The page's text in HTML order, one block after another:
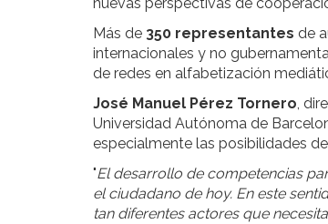
Más de 350 representantes de
internacionales y no
de redes en alfabetización
José Manuel Pérez Tornero,
Universidad Autónoma de
especialmente las posibilidades
"El desarrollo de competencias
el ciudadano de hoy. En este
tan diferentes actores que